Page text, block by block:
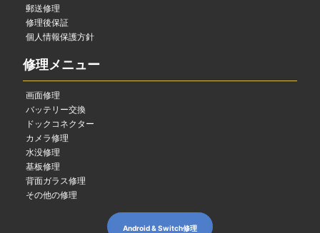
郵送修理
修理後保証
個人情報保護方針
修理メニュー
画面修理
バッテリー交換
ドックコネクター
カメラ修理
水没修理
基板修理
背面ガラス修理
その他の修理
Android & Switch修理